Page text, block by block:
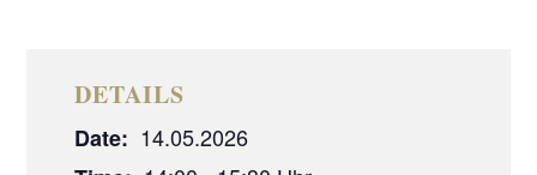
DETAILS
Date: 14.05.2026